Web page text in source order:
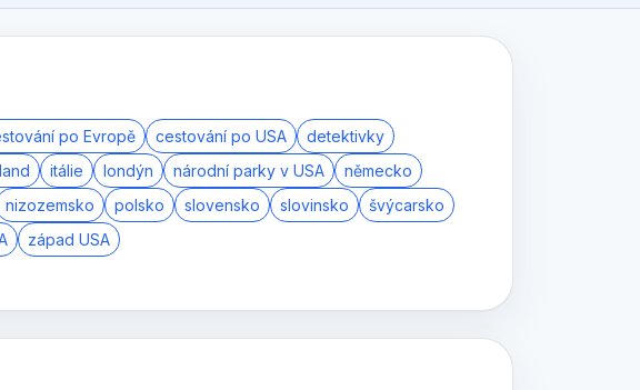
po Evropě cestování po USA
detektivky
itálie londýn národní parky v USA
německo
nizozemsko polsko slovensko slovinsko
švýcarsko
západ USA